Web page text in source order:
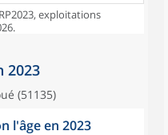
exploitations
2023
(51135)
l'âge en 2023